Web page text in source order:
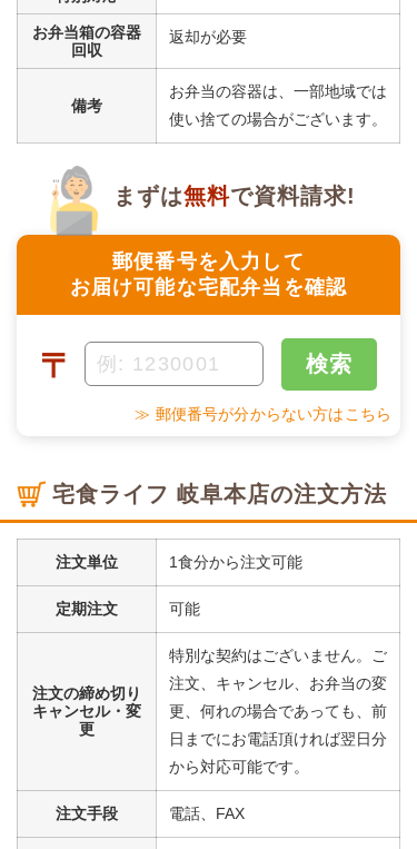
お弁当箱の容器
回収
返却が必要
備考
お弁当の容器は、一部地域では
使い捨ての場合がございます。
郵便番号を入力して
お届け可能な宅配弁当を確認
まずは無料で資料請求!
〒 検索
≫ 郵便番号が分からない方はこちら
宅食ライフ 岐阜本店の注文方法
注文単位 1食分から注文可能
定期注文 可能
注文の締め切り
キャンセル・変
更
特別な契約はございません。ご
注文、キャンセル、お弁当の変
更、何れの場合であっても、前
日までにお電話頂ければ翌日分
から対応可能です。
注文手段 電話、FAX